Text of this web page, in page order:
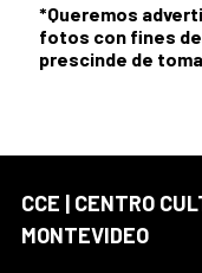
*Queremos
fotos con fines de
prescinde de
CCE | CENTRO
MONTEVIDEO